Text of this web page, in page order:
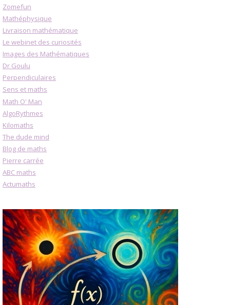
Zomefun
Mathéphysique
Livraison mathématique
Le webinet des curiosités
Images des Mathématiques
Dr Goulu
Perpendiculaires
Sens et maths
Math O' Man
AlgoRythmes
Kilomaths
The dude mind
Blog de maths
Pierre carrée
ABC maths
Actumaths